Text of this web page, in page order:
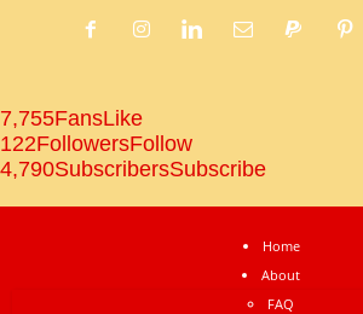
7,755FansLike
122FollowersFollow
4,790SubscribersSubscribe
Home
About
FAQ